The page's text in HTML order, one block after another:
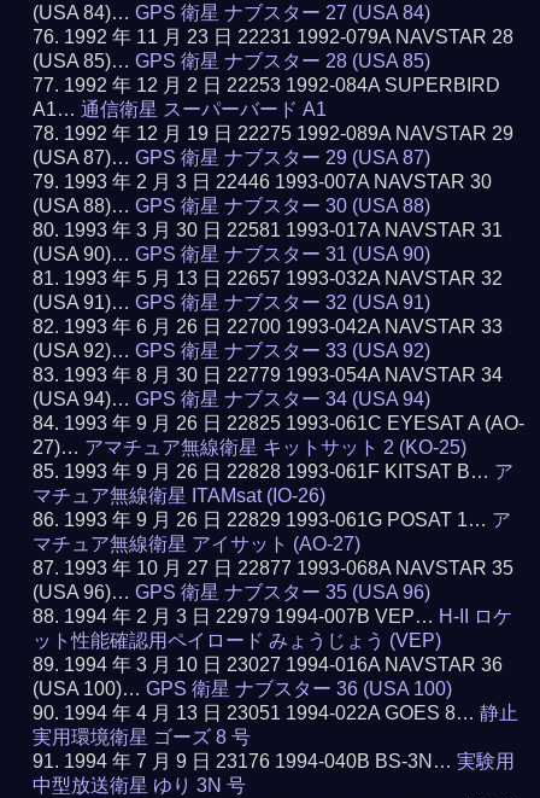
(USA 84)…GPS 衛星 ナブスター 27 (USA 84)
1992 年 11 月 23 日 22231 1992-079A NAVSTAR 28
(USA 85)…GPS 衛星 ナブスター 28 (USA 85)
1992 年 12 月 2 日 22253 1992-084A SUPERBIRD
A1…通信衛星 スーパーバード A1
1992 年 12 月 19 日 22275 1992-089A NAVSTAR 29
(USA 87)…GPS 衛星 ナブスター 29 (USA 87)
1993 年 2 月 3 日 22446 1993-007A NAVSTAR 30
(USA 88)…GPS 衛星 ナブスター 30 (USA 88)
1993 年 3 月 30 日 22581 1993-017A NAVSTAR 31
(USA 90)…GPS 衛星 ナブスター 31 (USA 90)
1993 年 5 月 13 日 22657 1993-032A NAVSTAR 32
(USA 91)…GPS 衛星 ナブスター 32 (USA 91)
1993 年 6 月 26 日 22700 1993-042A NAVSTAR 33
(USA 92)…GPS 衛星 ナブスター 33 (USA 92)
1993 年 8 月 30 日 22779 1993-054A NAVSTAR 34
(USA 94)…GPS 衛星 ナブスター 34 (USA 94)
1993 年 9 月 26 日 22825 1993-061C EYESAT A (AO-
27)… アマチュア無線衛星 キットサット 2 (KO-25)
1993 年 9 月 26 日 22828 1993-061F KITSAT B… ア
マチュア無線衛星 ITAMsat (IO-26)
1993 年 9 月 26 日 22829 1993-061G POSAT 1… ア
マチュア無線衛星 アイサット (AO-27)
1993 年 10 月 27 日 22877 1993-068A NAVSTAR 35
(USA 96)…GPS 衛星 ナブスター 35 (USA 96)
1994 年 2 月 3 日 22979 1994-007B VEP… H-II ロケ
ット性能確認用ペイロード みょうじょう (VEP)
1994 年 3 月 10 日 23027 1994-016A NAVSTAR 36
(USA 100)…GPS 衛星 ナブスター 36 (USA 100)
1994 年 4 月 13 日 23051 1994-022A GOES 8…静止
実用環境衛星 ゴーズ 8 号
1994 年 7 月 9 日 23176 1994-040B BS-3N…実験用
中型放送衛星 ゆり 3N 号